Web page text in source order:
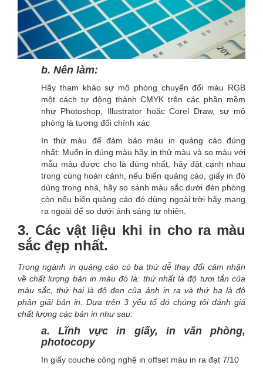
b. Nên làm:
Hãy tham khảo sự mô phỏng chuyển đổi màu RGB
một cách tự động thành CMYK trên các phần mềm
như Photoshop, Illustrator hoặc Corel Draw, sự mô
phỏng là tương đối chính xác
In thử màu để đảm bảo màu in quảng cáo đúng
nhất: Muốn in đúng màu hãy in thử màu và so màu với
mẫu màu được cho là đúng nhất, hãy đặt cạnh nhau
trong cùng hoàn cảnh, nếu biển quảng cáo, giấy in đó
dùng trong nhà, hãy so sánh màu sắc dưới đèn phòng
còn nếu biển quảng cáo đó dùng ngoài trời hãy mang
ra ngoài để so dưới ánh sáng tự nhiên.
3. Các vật liệu khi in cho ra màu
sắc đẹp nhất.
Trong ngành in quảng cáo có ba thứ dễ thay đổi cảm nhận
về chất lượng bản in màu đó là: thứ nhất là độ tươi tắn của
màu sắc, thứ hai là độ đen của ảnh in ra và thứ ba là độ
phân giải bản in. Dựa trên 3 yếu tố đó chúng tôi đánh giá
chất lượng các bản in như sau:
a. Lĩnh vực in giấy, in văn phòng,
photocopy
In giấy couche công nghệ in offset màu in ra đạt 7/10